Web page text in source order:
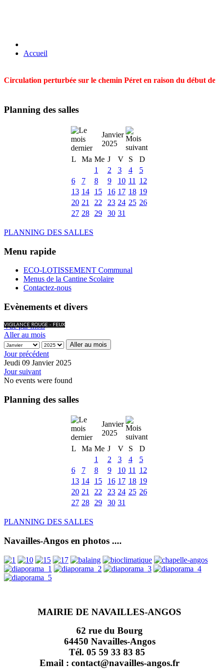
Accueil
Circulation perturbée sur le chemin Péret en raison du début
Planning des salles
Janvier
2025
L
Ma Me J V S
D
1
2 3 4
5
6
7 8 9 10 11
12
13 14 15 16 17 18 19
20 21 22 23 24 25 26
27 28 29 30 31
PLANNING DES SALLES
Menu rapide
ECO-LOTISSEMENT Communal
Menus de la Cantine Scolaire
Contactez-nous
Evènements et divers
VIGILANCE ROUGE - FEUX
Vue par mois
Aller au mois
Aller au mois
Jour précédent
Jeudi 09 Janvier 2025
Jour suivant
No events were found
Planning des salles
Janvier
2025
L
Ma Me J V S
D
1
2 3 4
5
6
7 8 9 10 11
12
13 14 15 16 17 18 19
20 21 22 23 24 25 26
27 28 29 30 31
PLANNING DES SALLES
Navailles-Angos en photos ....
MAIRIE DE NAVAILLES-ANGOS
62 rue du Bourg
64450 Navailles-Angos
Tél. 05 59 33 83 85
Email : contact@navailles-angos.fr